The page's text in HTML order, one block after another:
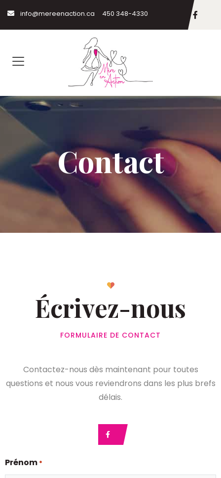
info@mereenaction.ca 450 348-4330
Contact
Écrivez-nous
FORMULAIRE DE CONTACT
Contactez-nous dès maintenant pour toutes
questions et nous vous reviendrons dans les plus brefs
délais.
Prénom *